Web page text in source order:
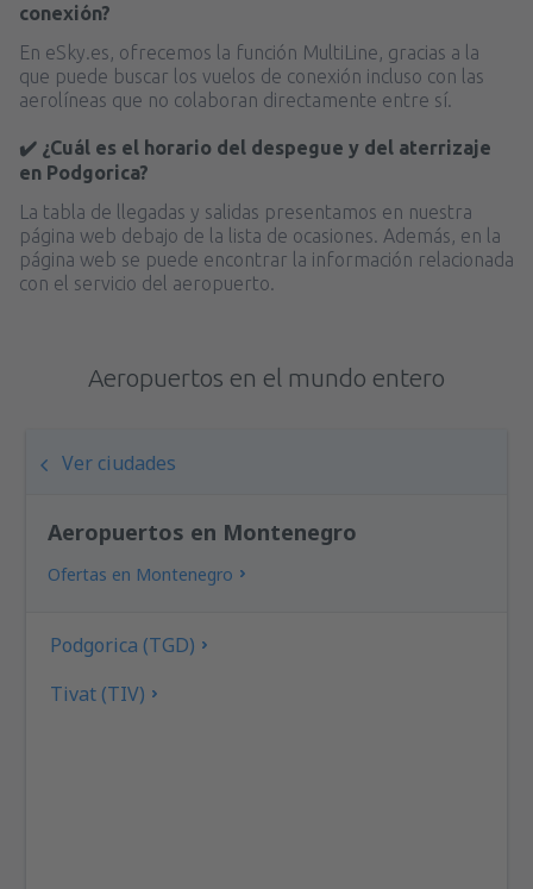
conexión?
En eSky.es, ofrecemos la función MultiLine, gracias a la
que puede buscar los vuelos de conexión incluso con las
aerolíneas que no colaboran directamente entre sí.
✔️ ¿Cuál es el horario del despegue y del aterrizaje
en Podgorica?
La tabla de llegadas y salidas presentamos en nuestra
página web debajo de la lista de ocasiones. Además, en la
página web se puede encontrar la información relacionada
con el servicio del aeropuerto.
Aeropuertos en el mundo entero
Ver ciudades
Aeropuertos en Montenegro
Ofertas en Montenegro
Podgorica (TGD)
Tivat (TIV)